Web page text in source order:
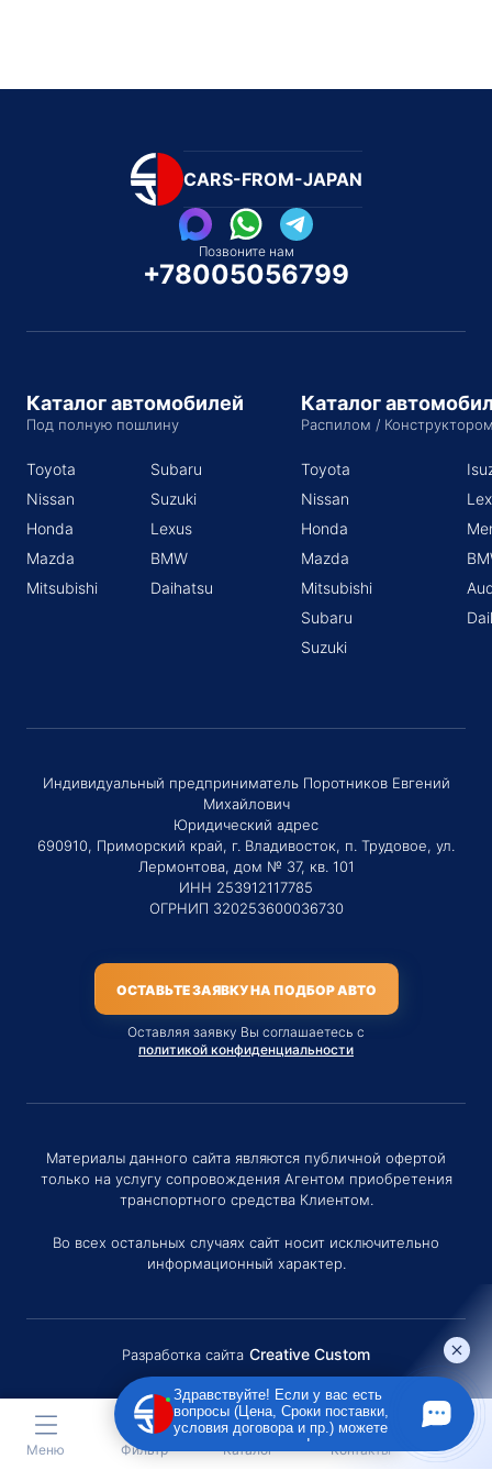
CARS-FROM-JAPAN
Позвоните нам
+78005056799
Каталог автомобилей
Под полную пошлину
Toyota
Nissan
Honda
Mazda
Mitsubishi
Subaru
Suzuki
Lexus
BMW
Daihatsu
Каталог
Распилом /
Toyota
Nissan
Honda
Mazda
Mitsubishi
Subaru
Suzuki
Индивидуальный предприниматель Поротников Евгений
Михайлович
Юридический адрес
690910, Приморский край, г. Владивосток, п. Трудовое, ул.
Лермонтова, дом № 37, кв. 101
ИНН 253912117785
ОГРНИП 320253600036730
ОСТАВЬТЕ ЗАЯВКУ НА ПОДБОР АВТО
Оставляя заявку Вы соглашаетесь с
политикой конфиденциальности
Материалы данного сайта являются публичной офертой
только на услугу сопровождения Агентом приобретения
транспортного средства Клиентом.
Во всех остальных случаях сайт носит исключительно
информационный характер.
Разработка сайта Creative Custom
Меню Фильтр Каталог Контакты
Здравствуйте! Если у вас есть
вопросы (Цена, Сроки поставки,
условия договора и пр.) можете
задать их мне в чат!